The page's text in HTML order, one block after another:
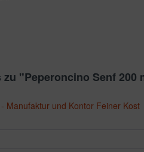
"Peperoncino Senf 200
Manufaktur und Kontor Feiner Kost